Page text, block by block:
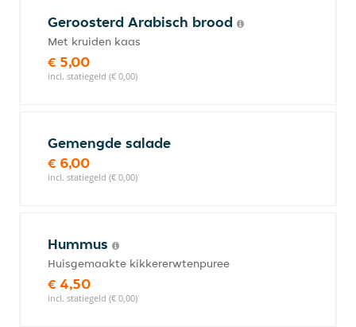
Geroosterd Arabisch brood
Met kruiden kaas
€ 5,00
incl. statiegeld (€ 0,00)
Gemengde salade
€ 6,00
incl. statiegeld (€ 0,00)
Hummus
Huisgemaakte kikkererwtenpuree
€ 4,50
incl. statiegeld (€ 0,00)